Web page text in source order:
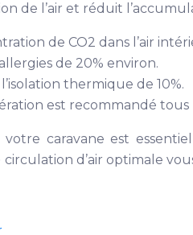
de l’air et réduit
de CO2 dans l’air
de 20% environ.
thermique de 10%.
est recommandé tous
caravane est
d’air optimale